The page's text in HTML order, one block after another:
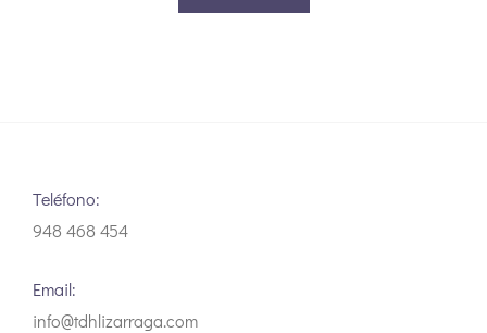
Teléfono:
948 468 454
Email:
info@tdhlizarraga.com